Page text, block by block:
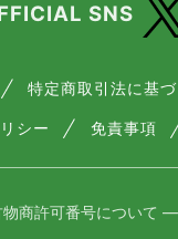
SNS
特定商取引法に基
シー 免責事項
商許可番号について ―